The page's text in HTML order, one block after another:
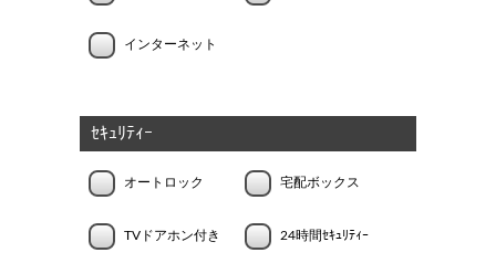
インターネット
ｾｷｭﾘﾃｨｰ
オートロック 宅配ボックス
TVドアホン付き 24時間ｾｷｭﾘﾃｨｰ